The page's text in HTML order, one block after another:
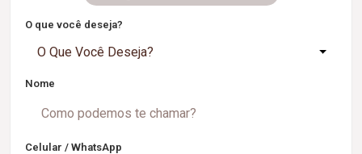
O que você deseja?
O Que Você Deseja?
Nome
Celular / WhatsApp